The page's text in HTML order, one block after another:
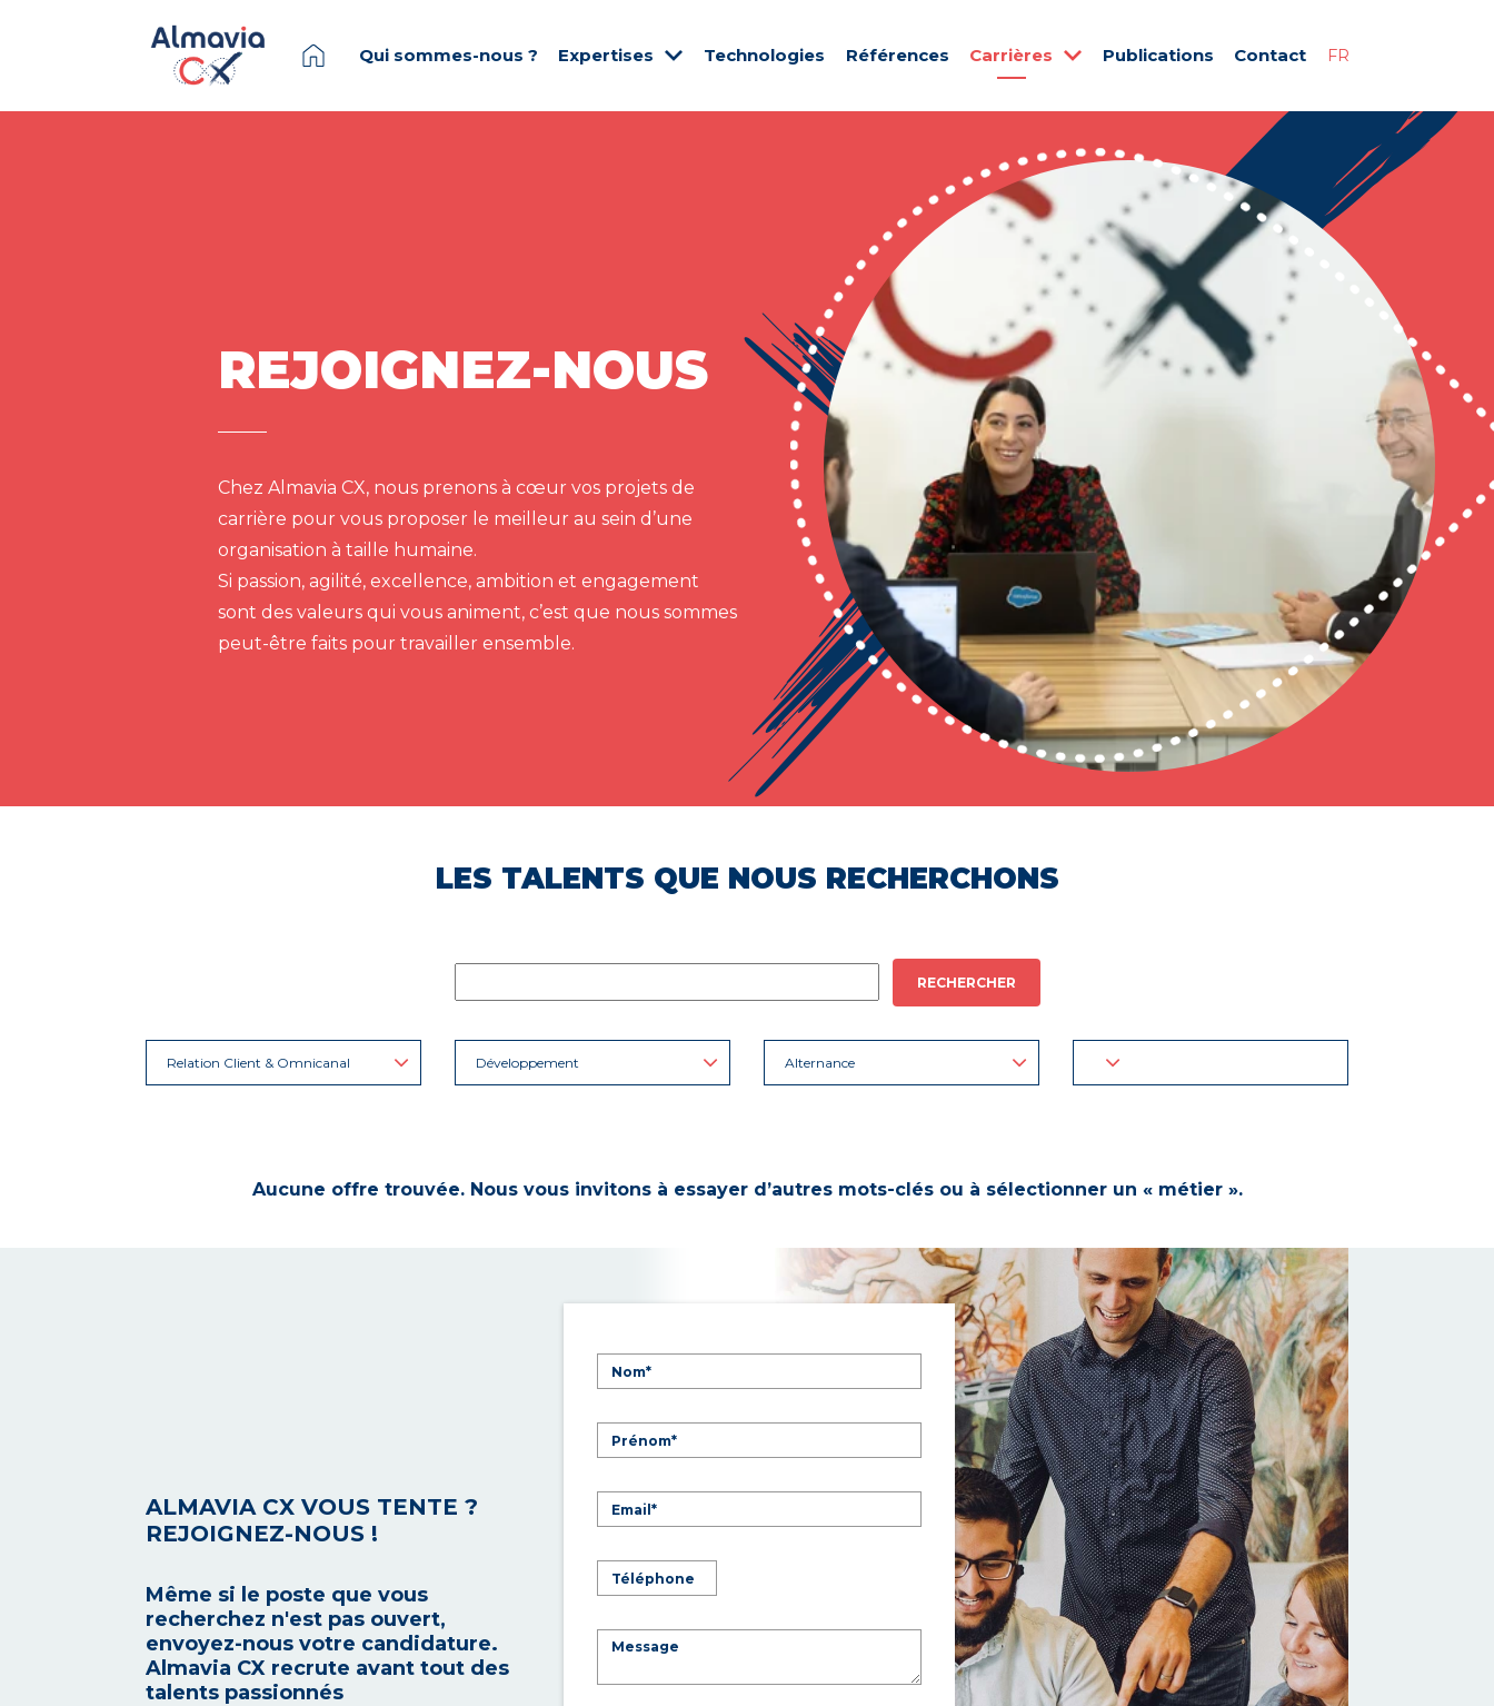
Qui sommes-nous ? Expertises Technologies Références Carrières Publications Contact FR
REJOIGNEZ-NOUS
Chez Almavia CX, nous prenons à cœur vos projets de
carrière pour vous proposer le meilleur au sein d’une
organisation à taille humaine.
Si passion, agilité, excellence, ambition et engagement
sont des valeurs qui vous animent, c’est que nous sommes
peut-être faits pour travailler ensemble.
LES TALENTS QUE NOUS RECHERCHONS
RECHERCHER
Relation Client & Omnicanal Développement Alternance
Aucune offre trouvée. Nous vous invitons à essayer d’autres mots-clés ou à sélectionner un « métier ».
ALMAVIA CX VOUS TENTE ?
REJOIGNEZ-NOUS !
Même si le poste que vous
recherchez n'est pas ouvert,
envoyez-nous votre candidature.
Almavia CX recrute avant tout des
talents passionnés